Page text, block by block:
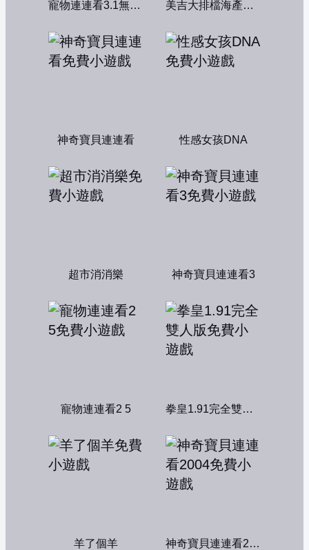
寵物連連看3.1無敵版 美吉大排檔海產店：中文版
神奇寶貝連連看 性感女孩DNA
超市消消樂 神奇寶貝連連看3
寵物連連看2 5 拳皇1.91完全雙人版
羊了個羊 神奇寶貝連連看2004